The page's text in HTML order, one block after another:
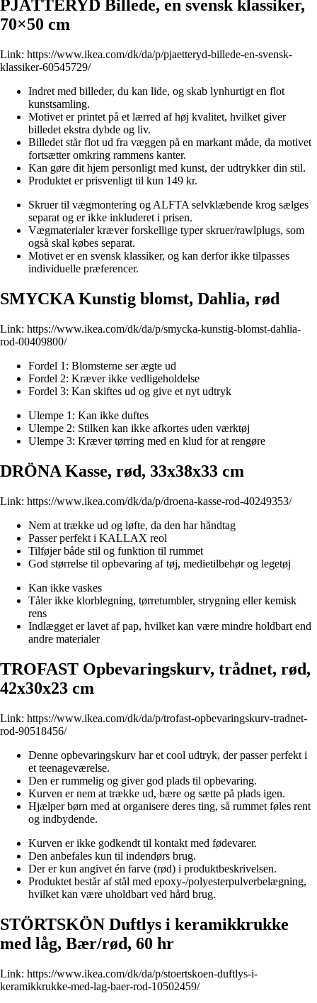
PJÄTTERYD Billede, en svensk klassiker,
70×50 cm
Link: https://www.ikea.com/dk/da/p/pjaetteryd-billede-en-svensk-
klassiker-60545729/
Indret med billeder, du kan lide, og skab lynhurtigt en flot
kunstsamling.
Motivet er printet på et lærred af høj kvalitet, hvilket giver
billedet ekstra dybde og liv.
Billedet står flot ud fra væggen på en markant måde, da motivet
fortsætter omkring rammens kanter.
Kan gøre dit hjem personligt med kunst, der udtrykker din stil.
Produktet er prisvenligt til kun 149 kr.
Skruer til vægmontering og ALFTA selvklæbende krog sælges
separat og er ikke inkluderet i prisen.
Vægmaterialer kræver forskellige typer skruer/rawlplugs, som
også skal købes separat.
Motivet er en svensk klassiker, og kan derfor ikke tilpasses
individuelle præferencer.
SMYCKA Kunstig blomst, Dahlia, rød
Link: https://www.ikea.com/dk/da/p/smycka-kunstig-blomst-dahlia-
rod-00409800/
Fordel 1: Blomsterne ser ægte ud
Fordel 2: Kræver ikke vedligeholdelse
Fordel 3: Kan skiftes ud og give et nyt udtryk
Ulempe 1: Kan ikke duftes
Ulempe 2: Stilken kan ikke afkortes uden værktøj
Ulempe 3: Kræver tørring med en klud for at rengøre
DRÖNA Kasse, rød, 33x38x33 cm
Link: https://www.ikea.com/dk/da/p/droena-kasse-rod-40249353/
Nem at trække ud og løfte, da den har håndtag
Passer perfekt i KALLAX reol
Tilføjer både stil og funktion til rummet
God størrelse til opbevaring af tøj, medietilbehør og legetøj
Kan ikke vaskes
Tåler ikke klorblegning, tørretumbler, strygning eller kemisk
rens
Indlægget er lavet af pap, hvilket kan være mindre holdbart end
andre materialer
TROFAST Opbevaringskurv, trådnet, rød,
42x30x23 cm
Link: https://www.ikea.com/dk/da/p/trofast-opbevaringskurv-tradnet-
rod-90518456/
Denne opbevaringskurv har et cool udtryk, der passer perfekt i
et teenageværelse.
Den er rummelig og giver god plads til opbevaring.
Kurven er nem at trække ud, bære og sætte på plads igen.
Hjælper børn med at organisere deres ting, så rummet føles rent
og indbydende.
Kurven er ikke godkendt til kontakt med fødevarer.
Den anbefales kun til indendørs brug.
Der er kun angivet én farve (rød) i produktbeskrivelsen.
Produktet består af stål med epoxy-/polyesterpulverbelægning,
hvilket kan være uholdbart ved hård brug.
STÖRTSKÖN Duftlys i keramikkrukke
med låg, Bær/rød, 60 hr
Link: https://www.ikea.com/dk/da/p/stoertskoen-duftlys-i-
keramikkrukke-med-lag-baer-rod-10502459/